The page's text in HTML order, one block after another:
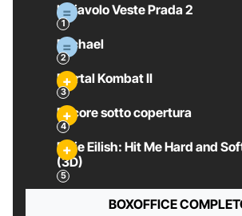
Il Diavolo Veste Prada 2
Michael
Mortal Kombat II
Pecore sotto copertura
Billie Eilish: Hit Me Hard and
(3D)
BOXOFFICE